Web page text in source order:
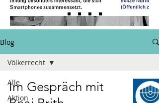
Blog
Alle
Aktion
Völkerrecht
Im Gespräch mit